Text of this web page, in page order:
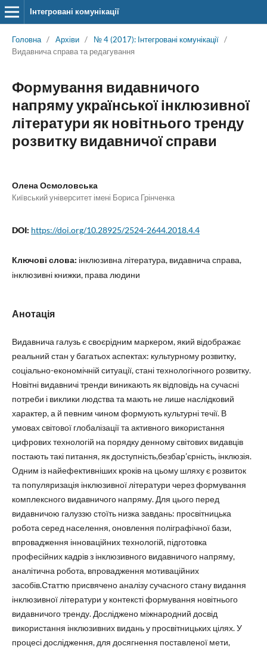
Інтегровані комунікації
Головна / Архіви / № 4 (2017): Інтегровані комунікації /
Видавнича справа та редагування
Формування видавничого
напряму української інклюзивної
літератури як новітнього тренду
розвитку видавничої справи
Олена Осмоловська
Київський університет імені Бориса Грінченка
DOI: https://doi.org/10.28925/2524-2644.2018.4.4
Ключові слова: інклюзивна література, видавнича справа,
інклюзивні книжки, права людини
Анотація
Видавнича галузь є своєрідним маркером, який відображає
реальний стан у багатьох аспектах: культурному розвитку,
соціально-економічній ситуації, стані технологічного розвитку.
Новітні видавничі тренди виникають як відповідь на сучасні
потреби і виклики людства та мають не лише наслідковий
характер, а й певним чином формують культурні течії. В
умовах світової глобалізації та активного використання
цифрових технологій на порядку денному світових видавців
постають такі питання, як доступність,безбар’єрність, інклюзія.
Одним із найефективніших кроків на цьому шляху є розвиток
та популяризація інклюзивної літератури через формування
комплексного видавничого напряму. Для цього перед
видавничою галуззю стоїть низка завдань: просвітницька
робота серед населення, оновлення поліграфічної бази,
впровадження інноваційних технологій, підготовка
професійних кадрів з інклюзивного видавничого напряму,
аналітична робота, впровадження мотиваційних
засобів.Статтю присвячено аналізу сучасного стану видання
інклюзивної літератури у контексті формування новітнього
видавничого тренду. Досліджено міжнародний досвід
використання інклюзивних видань у просвітницьких цілях. У
процесі дослідження, для досягнення поставленої мети,